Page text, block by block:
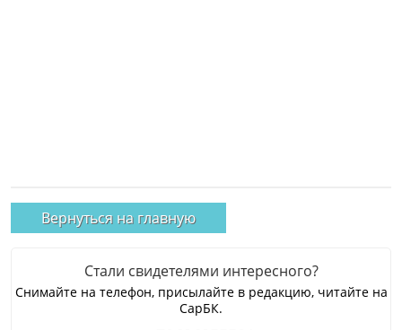
Вернуться на главную
Стали свидетелями интересного?
Снимайте на телефон, присылайте в редакцию, читайте на
СарБК.